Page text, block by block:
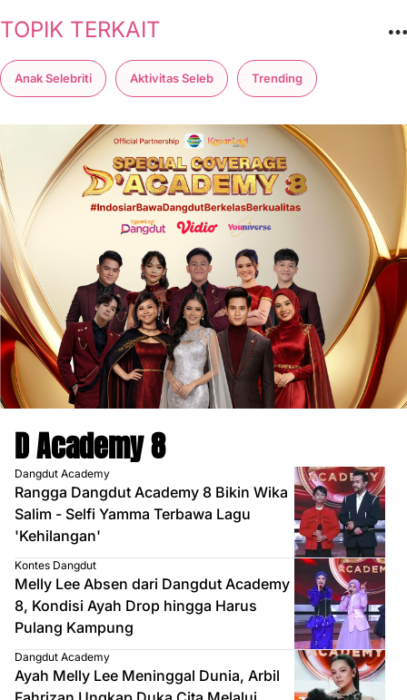
TOPIK TERKAIT
Anak Selebriti Aktivitas Seleb Trending
D Academy 8
Dangdut Academy
Rangga Dangdut Academy 8 Bikin Wika
Salim - Selfi Yamma Terbawa Lagu
'Kehilangan'
Kontes Dangdut
Melly Lee Absen dari Dangdut Academy
8, Kondisi Ayah Drop hingga Harus
Pulang Kampung
Dangdut Academy
Ayah Melly Lee Meninggal Dunia, Arbil